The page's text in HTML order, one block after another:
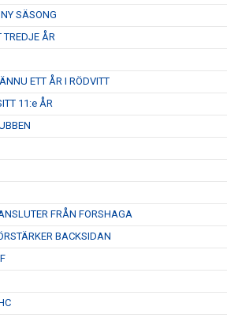
SÄSONG
TREDJE ÅR
ETT ÅR I RÖDVITT
11:e ÅR
FRÅN FORSHAGA
BACKSIDAN